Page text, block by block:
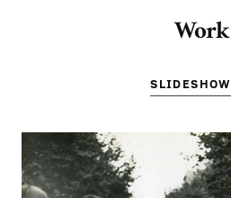
Work
SLIDESHOW